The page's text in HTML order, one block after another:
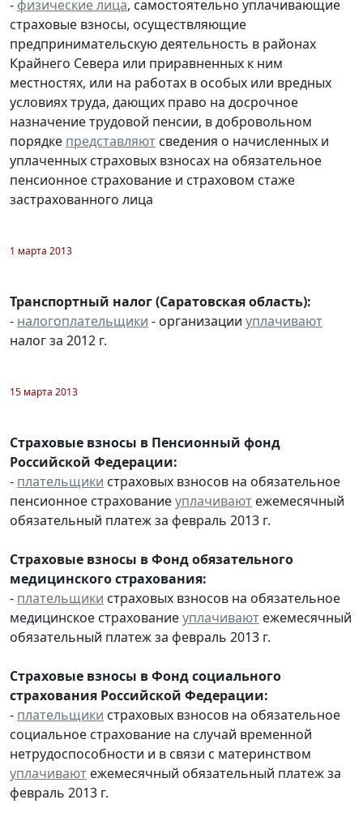
- физические лица, самостоятельно уплачивающие
страховые взносы, осуществляющие
предпринимательскую деятельность в районах
Крайнего Севера или приравненных к ним
местностях, или на работах в особых или вредных
условиях труда, дающих право на досрочное
назначение трудовой пенсии, в добровольном
порядке представляют сведения о начисленных и
уплаченных страховых взносах на обязательное
пенсионное страхование и страховом стаже
застрахованного лица
1 марта 2013
Транспортный налог (Саратовская область):
- налогоплательщики - организации уплачивают
налог за 2012 г.
15 марта 2013
Страховые взносы в Пенсионный фонд
Российской Федерации:
- плательщики страховых взносов на обязательное
пенсионное страхованиеуплачивают ежемесячный
обязательный платеж за февраль 2013 г.
Страховые взносы в Фонд обязательного
медицинского страхования:
- плательщики страховых взносов на обязательное
медицинское страхованиеуплачивают ежемесячный
обязательный платеж за февраль 2013 г.
Страховые взносы в Фонд социального
страхования Российской Федерации:
- плательщики страховых взносов на обязательное
социальное страхование на случай временной
нетрудоспособности и в связи с материнством
уплачивают ежемесячный обязательный платеж за
февраль 2013 г.